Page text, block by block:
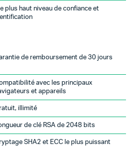
plus haut niveau de confiance et
de remboursement de 30 jours
avec les principaux
et appareils
illimité
de clé RSA de 2048 bits
SHA2 et ECC le plus puissant